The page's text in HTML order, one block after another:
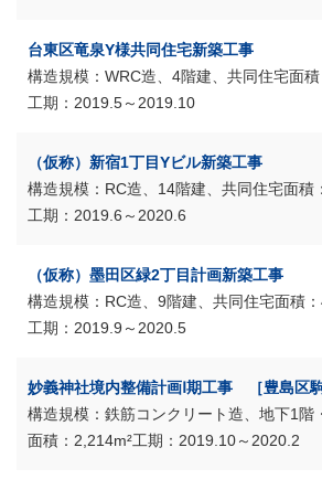
台東区竜泉Y様共同住宅新築工事
WRC造、4階建、共同住宅
2019.5～2019.10
（仮称）新宿1丁目Yビル新築工事
RC造、14階建、共同住宅
2019.6～2020.6
（仮称）墨田区緑2丁目計画新築工事
RC造、9階建、共同住宅
2019.9～2020.5
妙義神社境内整備計画Ⅰ期工事 ［豊島区駒
鉄筋コンクリート造、地下1階
2,214m²
2019.10～2020.2